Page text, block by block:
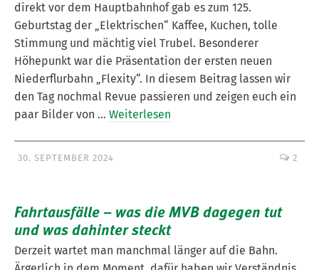
direkt vor dem Hauptbahnhof gab es zum 125.
Geburtstag der „Elektrischen“ Kaffee, Kuchen, tolle
Stimmung und mächtig viel Trubel. Besonderer
Höhepunkt war die Präsentation der ersten neuen
Niederflurbahn „Flexity“. In diesem Beitrag lassen wir
den Tag nochmal Revue passieren und zeigen euch ein
paar Bilder von … Weiterlesen
30. SEPTEMBER 2024 2
Fahrtausfälle – was die MVB dagegen tut
und was dahinter steckt
Derzeit wartet man manchmal länger auf die Bahn.